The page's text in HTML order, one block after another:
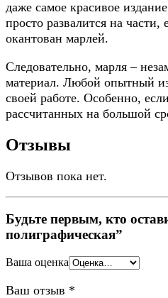
даже самое красивое
просто развалится на части,
окантован марлей.
Следовательно, марля –
материал. Любой опытный
своей работе. Особенно,
рассчитанных на большой
Отзывы
Отзывов пока нет.
Будьте первым, кто
полиграфическая”
Ваша оценка
Ваш отзыв *